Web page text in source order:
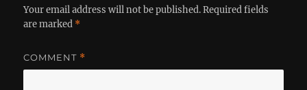
Your email address will not be published. Required fields
are marked *
COMMENT *